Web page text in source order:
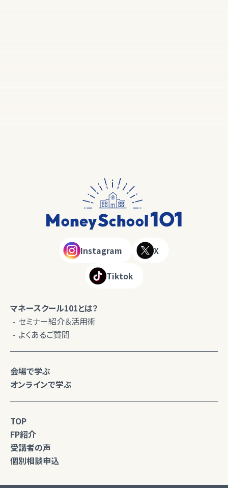
Instagram X
Tiktok
マネースクール101とは？
セミナー紹介＆活用術
よくあるご質問
会場で学ぶ
オンラインで学ぶ
TOP
FP紹介
受講者の声
個別相談申込